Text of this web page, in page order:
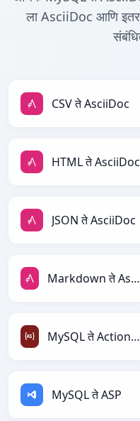
ला AsciiDoc आणि इतर
CSV ते AsciiDoc
HTML ते AsciiDoc
JSON ते AsciiDoc
Markdown ते AsciiDoc
MySQL ते ActionScript
MySQL ते ASP